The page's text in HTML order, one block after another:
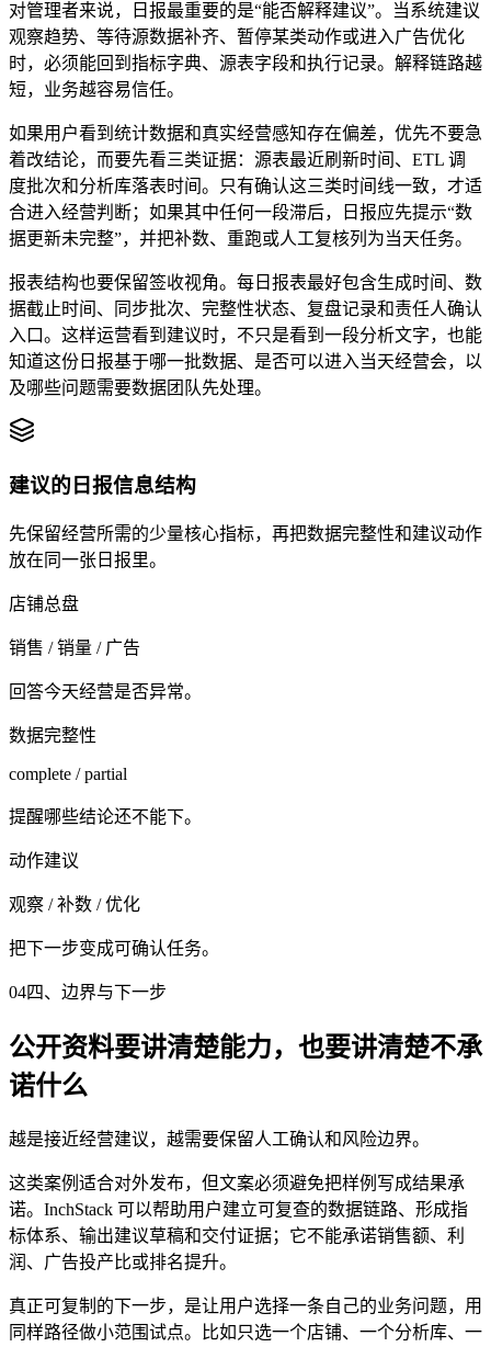
对管理者来说，日报最重要的是“能否解释建议”。当系统建议
观察趋势、等待源数据补齐、暂停某类动作或进入广告优化
时，必须能回到指标字典、源表字段和执行记录。解释链路越
短，业务越容易信任。
如果用户看到统计数据和真实经营感知存在偏差，优先不要急
着改结论，而要先看三类证据：源表最近刷新时间、ETL 调
度批次和分析库落表时间。只有确认这三类时间线一致，才适
合进入经营判断；如果其中任何一段滞后，日报应先提示“数
据更新未完整”，并把补数、重跑或人工复核列为当天任务。
报表结构也要保留签收视角。每日报表最好包含生成时间、数
据截止时间、同步批次、完整性状态、复盘记录和责任人确认
入口。这样运营看到建议时，不只是看到一段分析文字，也能
知道这份日报基于哪一批数据、是否可以进入当天经营会，以
及哪些问题需要数据团队先处理。
建议的日报信息结构
先保留经营所需的少量核心指标，再把数据完整性和建议动作
放在同一张日报里。
店铺总盘
销售 / 销量 / 广告
回答今天经营是否异常。
数据完整性
complete / partial
提醒哪些结论还不能下。
动作建议
观察 / 补数 / 优化
把下一步变成可确认任务。
04四、边界与下一步
公开资料要讲清楚能力，也要讲清楚不承
诺什么
越是接近经营建议，越需要保留人工确认和风险边界。
这类案例适合对外发布，但文案必须避免把样例写成结果承
诺。InchStack 可以帮助用户建立可复查的数据链路、形成指
标体系、输出建议草稿和交付证据；它不能承诺销售额、利
润、广告投产比或排名提升。
真正可复制的下一步，是让用户选择一条自己的业务问题，用
同样路径做小范围试点。比如只选一个店铺、一个分析库、一